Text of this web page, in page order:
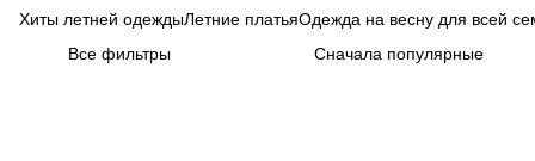
Хиты летней одеждыЛетние платьяОдежда на весну для всей
Все фильтры
Сначала популярные